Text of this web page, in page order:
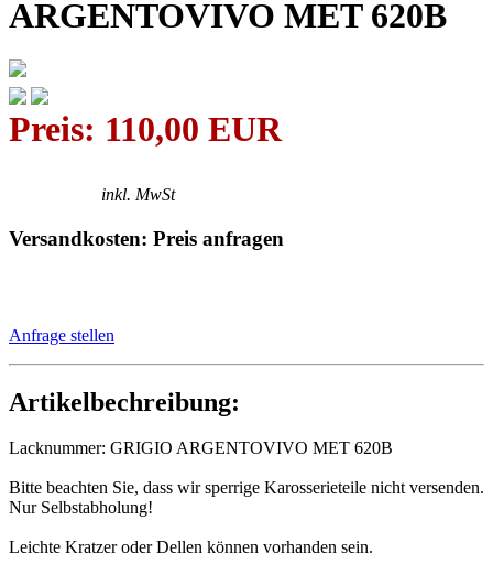
ARGENTOVIVO MET 620B
Preis: 110,00 EUR
inkl. MwSt
Versandkosten: Preis anfragen
Anfrage stellen
Artikelbechreibung:
Lacknummer: GRIGIO ARGENTOVIVO MET 620B
Bitte beachten Sie, dass wir sperrige Karosserieteile nicht versenden.
Nur Selbstabholung!
Leichte Kratzer oder Dellen können vorhanden sein.